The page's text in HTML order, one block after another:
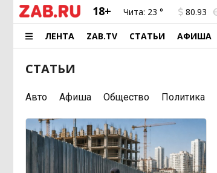
18+ Чита: 23 ° 80.93
ЛЕНТА ZAB.TV СТАТЬИ АФИША
СТАТЬИ
Авто Афиша Общество Политика